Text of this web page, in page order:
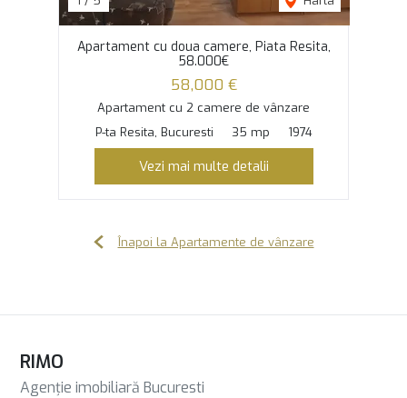
Apartament cu doua camere, Piata Resita,
58.000€
58,000 €
Apartament cu 2 camere de vânzare
P-ta Resita, Bucuresti
35 mp 1974
Vezi mai multe detalii
Înapoi la Apartamente de vânzare
RIMO
Agenție imobiliară Bucuresti